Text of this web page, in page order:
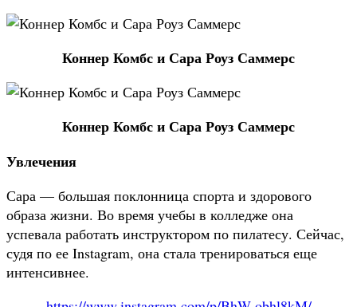
Коннер Комбс и Сара Роуз Саммерс
Коннер Комбс и Сара Роуз Саммерс
Увлечения
Сара — большая поклонница спорта и здорового
образа жизни. Во время учебы в колледже она
успевала работать инструктором по пилатесу. Сейчас,
судя по ее Instagram, она стала тренироваться еще
интенсивнее.